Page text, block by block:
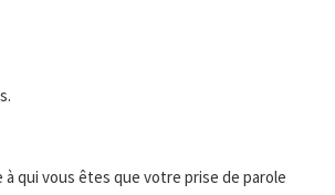
qui vous êtes que votre prise de parole